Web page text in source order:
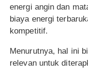
energi angin dan
biaya energi
kompetitif.
Menurutnya, hal ini
relevan untuk